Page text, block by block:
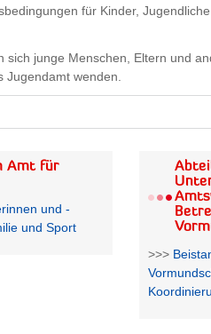
für Kinder,
sich junge Menschen, Eltern und
wenden.
Amt für
und -
und Sport
>>>